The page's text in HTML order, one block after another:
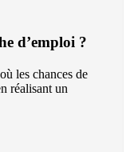
d’emploi ?
les chances de
réalisant un